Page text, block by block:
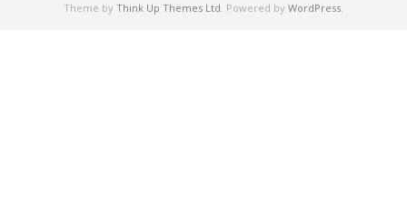
Theme by Think Up Themes Ltd. Powered by WordPress.